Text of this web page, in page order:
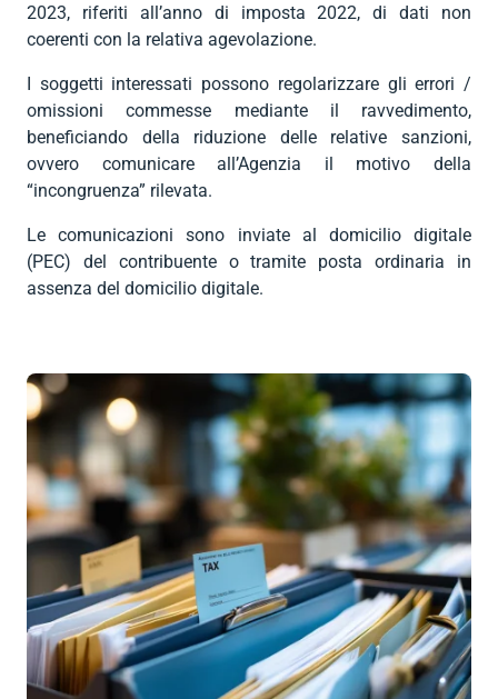
ambiente e
igiene
Formazione
Consulenza
Consulenza
fiscale per
privati
(Caf)
 indietro
Contributi
INPS
Software
 indietro
 indietro
indietro
Importazione
AEE e
batterie
Imballaggi
 indietro
bilaterale per
il terziario
Affita il tuo
spazio
 indietro
privati
Dichiarazione
dei redditi
 indietro
2023, riferiti all’anno di imposta 2022, di dati non
coerenti con la relativa agevolazione.
I soggetti interessati possono regolarizzare gli errori /
omissioni commesse mediante il ravvedimento,
beneficiando della riduzione delle relative sanzioni,
ovvero comunicare all’Agenzia il motivo della
“incongruenza” rilevata.
Le comunicazioni sono inviate al domicilio digitale
(PEC) del contribuente o tramite posta ordinaria in
assenza del domicilio digitale.